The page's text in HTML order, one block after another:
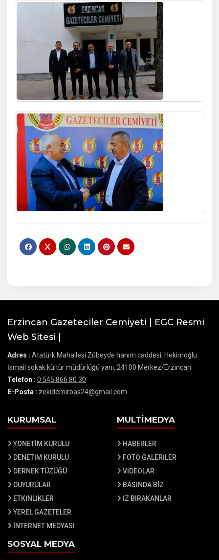
Erzincan Gazeteciler Cemiyeti | EGC Resmi
Web Sitesi |
Adres : Atatürk Mahallesi Zübeyde hanım caddesi, Hekimoğlu
İsmail sokak kültür müdürlüğü yanı, 24100 Merkez/Erzincan
Telefon : 0 545 866 80 30
E-Posta : zekidemirbas24@gmail.com
KURUMSAL
YÖNETİM KURULU
DENETİM KURULU
DERNEK TÜZÜĞÜ
DUYURULAR
ETKİNLİKLER
YEREL GAZETELER
İNTERNET MEDYASI
MULTİMEDYA
HABERLER
FOTO GALERİLER
VİDEOLAR
BASINDA BİZ
İZ BIRAKANLAR
SOSYAL MEDYA